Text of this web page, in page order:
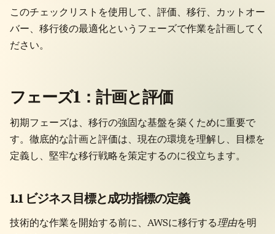
このチェックリストを使用して、評価、移行、カットオー
バー、移行後の最適化というフェーズで作業を計画してく
ださい。
フェーズ1：計画と評価
初期フェーズは、移行の強固な基盤を築くために重要で
す。徹底的な計画と評価は、現在の環境を理解し、目標を
定義し、堅牢な移行戦略を策定するのに役立ちます。
1.1 ビジネス目標と成功指標の定義
技術的な作業を開始する前に、AWSに移行する理由を明